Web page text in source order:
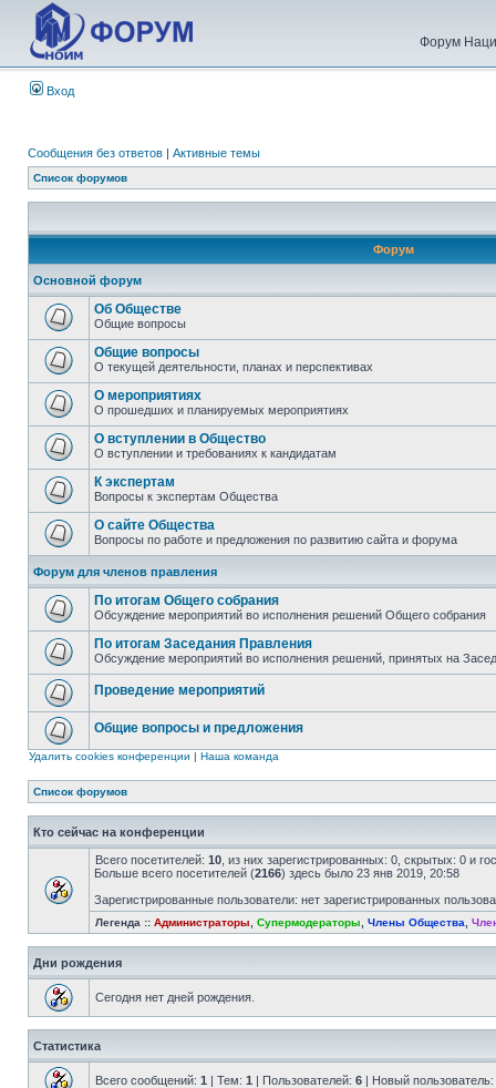
Форум
Вход
Сообщения без ответов | Активные темы
Список форумов
Форум
Основной форум
Об Обществе
Общие вопросы
Общие вопросы
О текущей деятельности, планах и перспективах
О мероприятиях
О прошедших и планируемых мероприятиях
О вступлении в Общество
О вступлении и требованиях к кандидатам
К экспертам
Вопросы к экспертам Общества
О сайте Общества
Вопросы по работе и предложения по развитию сайта и форума
Форум для членов правления
По итогам Общего собрания
Обсуждение мероприятий во исполнения решений Общего собрания
По итогам Заседания Правления
Обсуждение мероприятий во исполнения решений, принятых на
Проведение мероприятий
Общие вопросы и предложения
Удалить cookies конференции | Наша команда
Список форумов
Кто сейчас на конференции
Всего посетителей: 10 , из них зарегистрированных: 0, скрытых: 0 и
Больше всего посетителей (2166) здесь было 23 янв 2019, 20:58
Зарегистрированные пользователи: нет зарегистрированных
Легенда :: Администраторы Супермодераторы Члены Общества
Дни рождения
Сегодня нет дней рождения.
Статистика
Всего сообщений: 1 | Тем: 1 | Пользователей: 6 | Новый пользователь: